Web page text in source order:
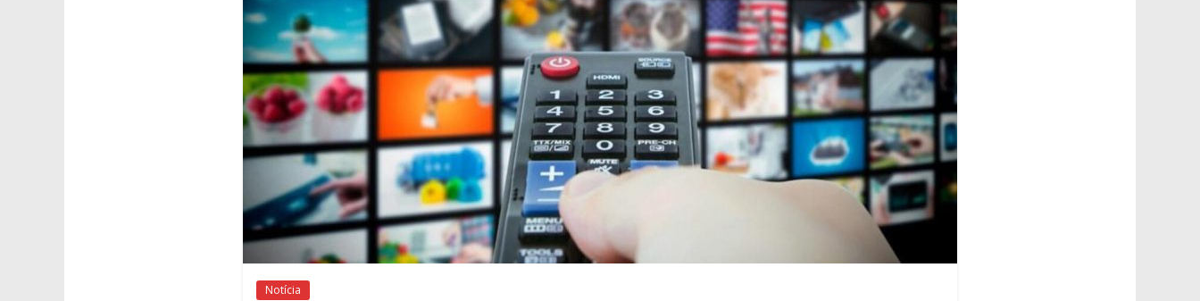
Notícia